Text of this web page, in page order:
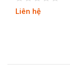
Liên hệ